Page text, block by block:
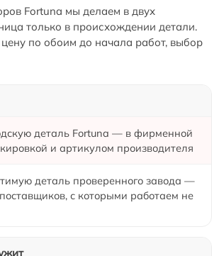
Fortuna мы делаем в двух
только в происхождении детали.
по обоим до начала работ, выбор
деталь Fortuna — в фирменной
и артикулом производителя
деталь проверенного завода —
с которыми работаем не